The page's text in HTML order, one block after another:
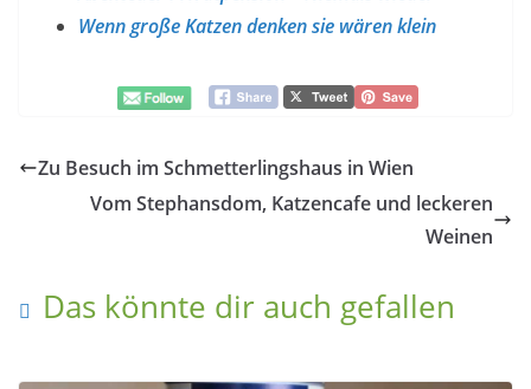
Wenn große Katzen denken sie wären klein
Zu Besuch im Schmetterlingshaus in Wien
Vom Stephansdom, Katzencafe und leckeren
Weinen
Das könnte dir auch gefallen